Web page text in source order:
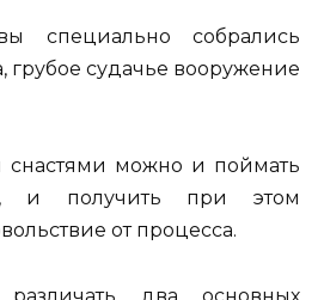
специально собрались
грубое судачье вооружение
снастями можно и поймать
и получить при этом
от процесса.
два основных